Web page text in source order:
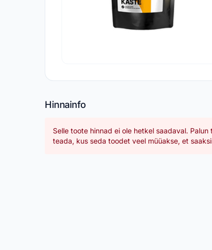
Hinnainfo
Selle toote hinnad ei ole hetkel saadaval.
teada, kus seda toodet veel müüakse, et